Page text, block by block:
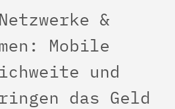
&
Mobile
und
das Geld